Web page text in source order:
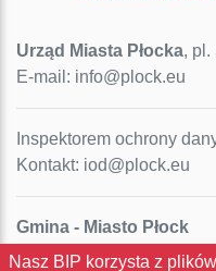
Urząd Miasta Płocka, pl.
E-mail: info@plock.eu
Inspektorem ochrony
Kontakt: iod@plock.eu
Gmina - Miasto Płock
Pl. Stary Rynek 1
Nasz BIP korzysta z